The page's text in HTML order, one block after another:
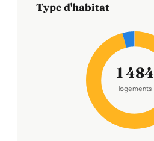
Type d'habitat
1 484
logements